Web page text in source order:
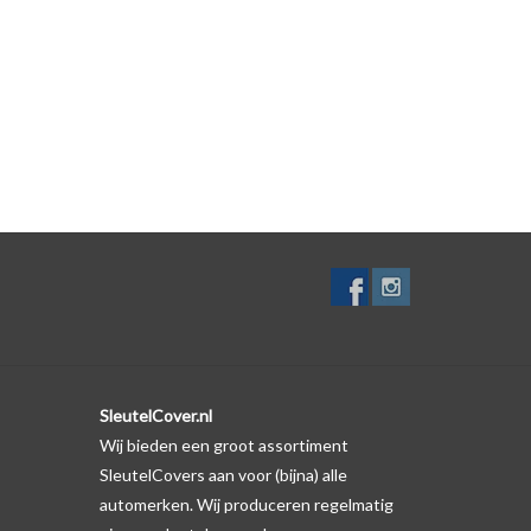
SleutelCover.nl
Wij bieden een groot assortiment
SleutelCovers aan voor (bijna) alle
automerken. Wij produceren regelmatig